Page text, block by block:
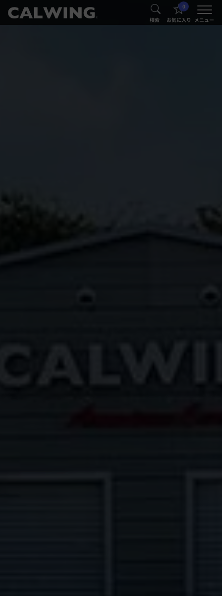
® 検索
0
お気に入り メニュー
®